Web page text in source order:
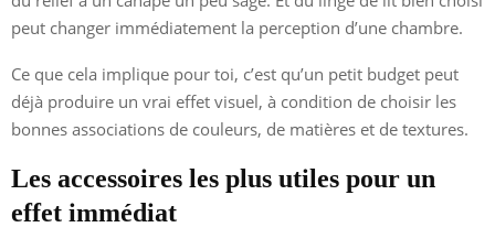
peut changer immédiatement la perception d’une chambre.
Ce que cela implique pour toi, c’est qu’un petit budget peut
déjà produire un vrai effet visuel, à condition de choisir les
bonnes associations de couleurs, de matières et de textures.
Les accessoires les plus utiles pour un
effet immédiat